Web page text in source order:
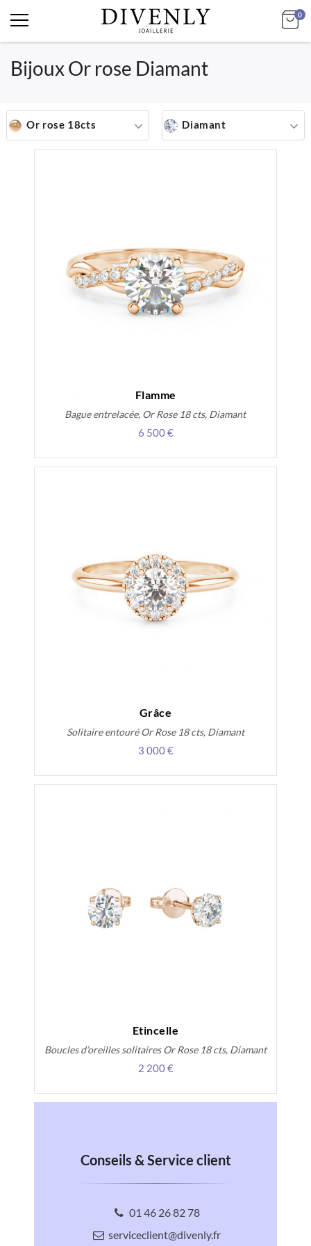
0
Bijoux Or rose Diamant
Or rose 18cts Diamant
Flamme
Bague entrelacée, Or Rose 18 cts, Diamant
6 500 €
Grâce
Solitaire entouré Or Rose 18 cts, Diamant
3 000 €
Etincelle
Boucles d’oreilles solitaires Or Rose 18 cts, Diamant
2 200 €
Conseils & Service client
01 46 26 82 78
serviceclient@divenly.fr